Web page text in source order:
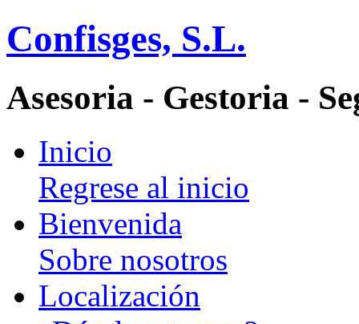
Confisges, S.L.
Asesoria - Gestoria -
Inicio
Regrese al inicio
Bienvenida
Sobre nosotros
Localización